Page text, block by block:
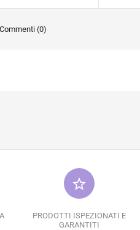
(0)
star_border
PRODOTTI ISPEZIONATI E
GARANTITI